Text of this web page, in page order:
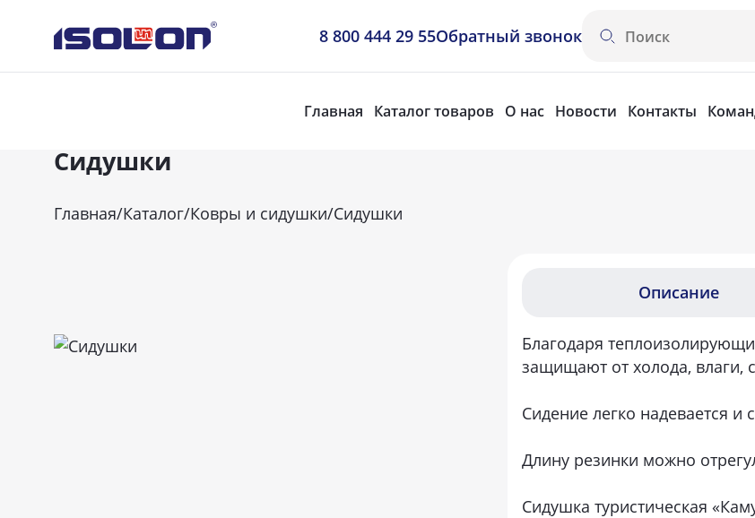
8 800 444 29 55Обратный звонок
Главная Каталог товаров О нас Новости Контакты
Сидушки
Главная/Каталог/Ковры и сидушки/Сидушки
Описание
Благодаря
защищают от холода, влаги,
Сидение легко надевается
Длину резинки можно
Сидушка туристическая